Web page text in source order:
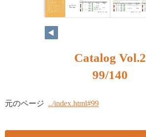
Catalog Vol.2
99/140
元のページ ../index.html#99